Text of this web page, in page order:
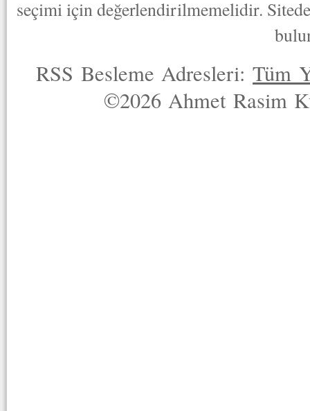
seçimi için değerlendirilmemelidir.
RSS Besleme Adresleri:Tüm
©2026 Ahmet Rasim